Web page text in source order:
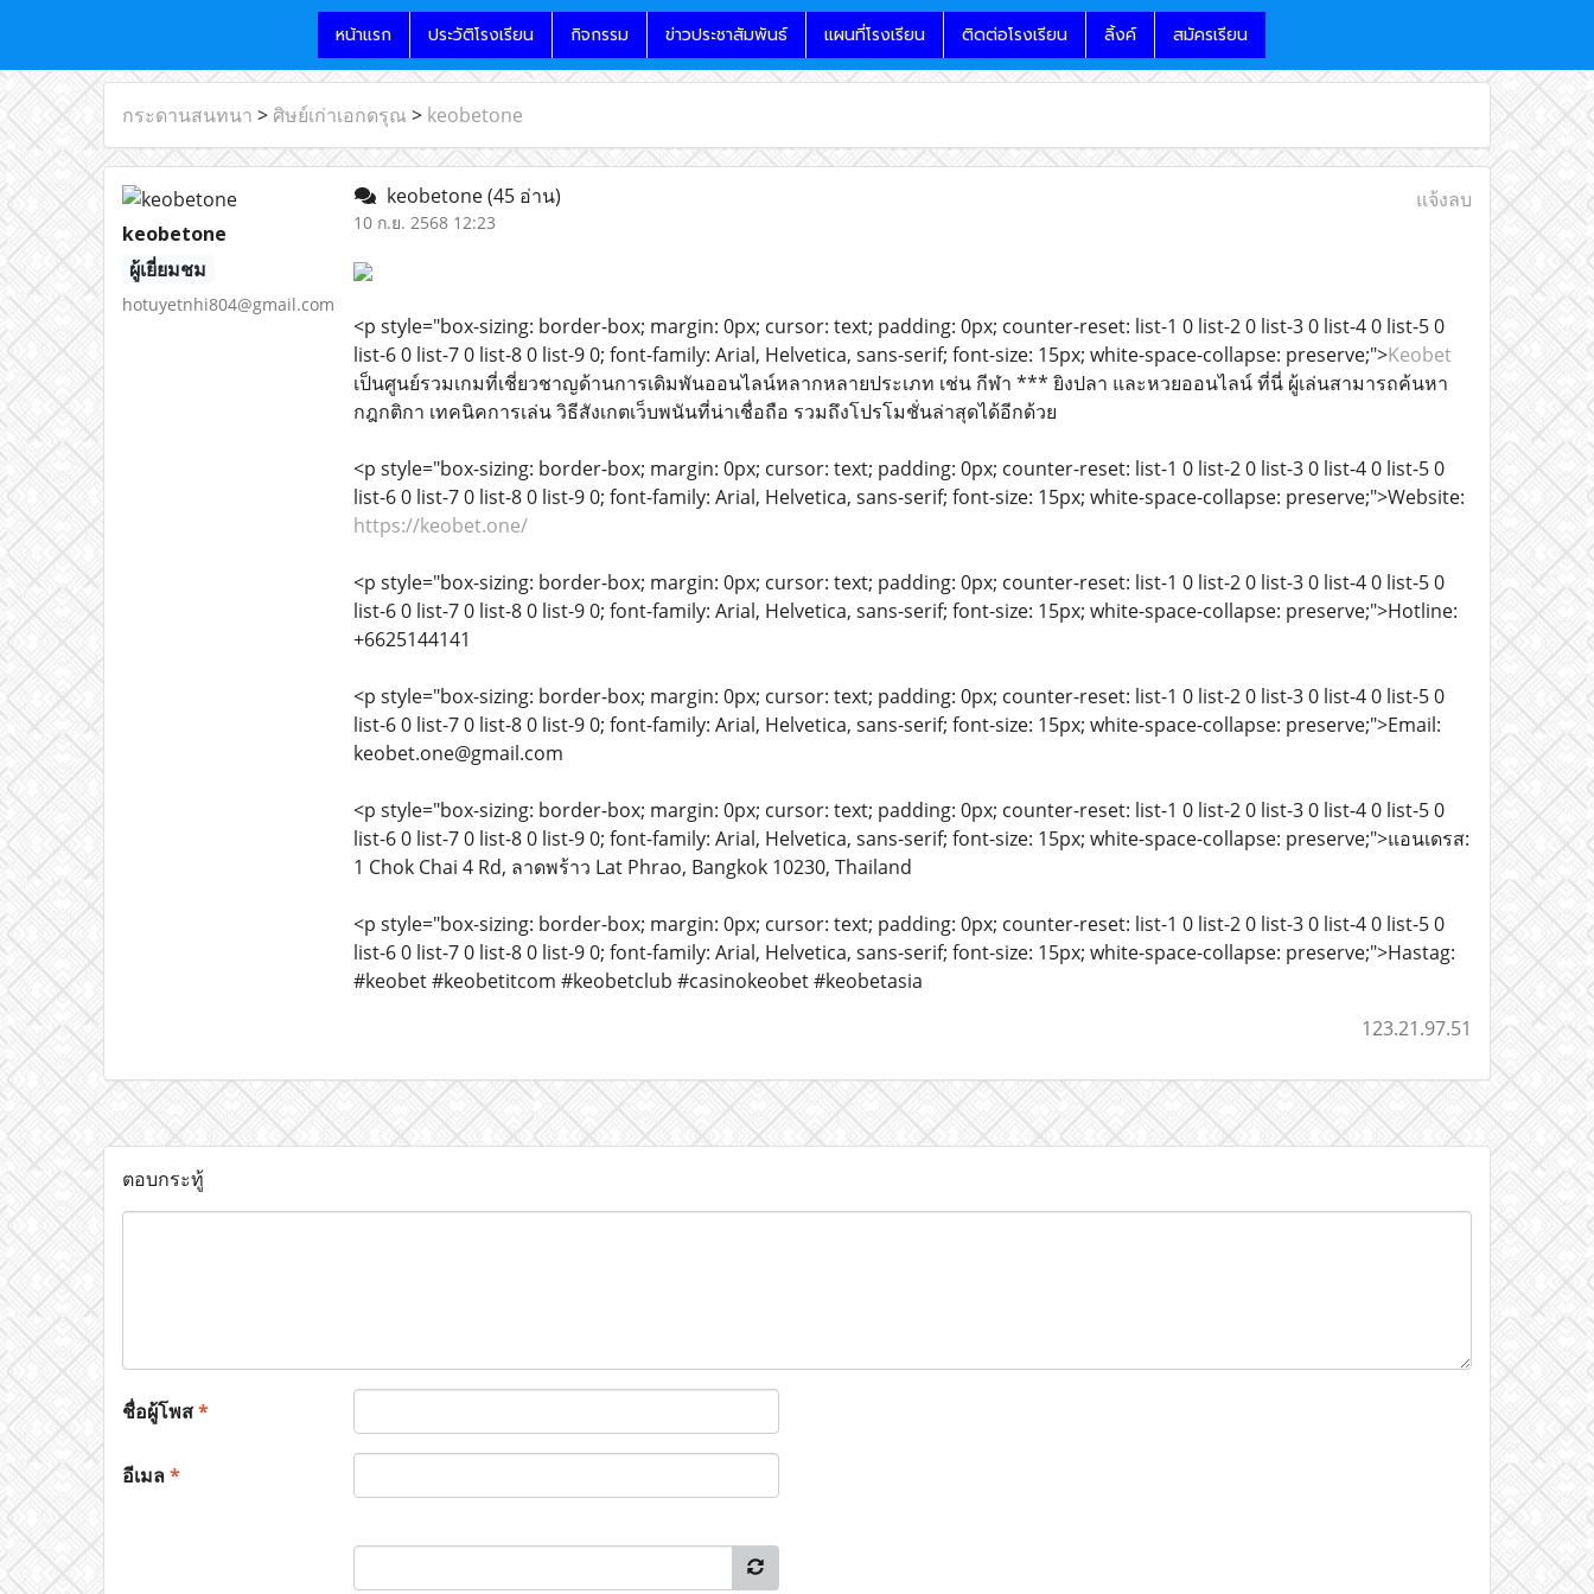
หน้าแรก ประวัติโรงเรียน กิจกรรม ข่าวประชาสัมพันธ์ แผนที่โรงเรียน ติดต่อโรงเรียน ลิ้งค์ สมัครเรียน
กระดานสนทนา > ศิษย์เก่าเอกดรุณ > keobetone
keobetone
ผู้เยี่ยมชม
hotuyetnhi804@gmail.com
keobetone(45 อ่าน)
10 ก.ย. 2568 12:23
แจ้งลบ
<p style="box-sizing: border-box; margin: 0px; cursor: text; padding: 0px; counter-reset: list-1 0 list-2 0 list-3 0 list-4 0 list-5 0
list-6 0 list-7 0 list-8 0 list-9 0; font-family: Arial, Helvetica, sans-serif; font-size: 15px; white-space-collapse: preserve;">Keobet
เป็นศูนย์รวมเกมที่เชี่ยวชาญด้านการเดิมพันออนไลน์หลากหลายประเภท เช่น กีฬา *** ยิงปลา และหวยออนไลน์ ที่นี่ ผู้เล่นสามารถค้นหา
กฎกติกา เทคนิคการเล่น วิธีสังเกตเว็บพนันที่น่าเชื่อถือ รวมถึงโปรโมชั่นล่าสุดได้อีกด้วย
<p style="box-sizing: border-box; margin: 0px; cursor: text; padding: 0px; counter-reset: list-1 0 list-2 0 list-3 0 list-4 0 list-5 0
list-6 0 list-7 0 list-8 0 list-9 0; font-family: Arial, Helvetica, sans-serif; font-size: 15px; white-space-collapse: preserve;">Website:
https://keobet.one/
<p style="box-sizing: border-box; margin: 0px; cursor: text; padding: 0px; counter-reset: list-1 0 list-2 0 list-3 0 list-4 0 list-5 0
list-6 0 list-7 0 list-8 0 list-9 0; font-family: Arial, Helvetica, sans-serif; font-size: 15px; white-space-collapse: preserve;">Hotline:
+6625144141
<p style="box-sizing: border-box; margin: 0px; cursor: text; padding: 0px; counter-reset: list-1 0 list-2 0 list-3 0 list-4 0 list-5 0
list-6 0 list-7 0 list-8 0 list-9 0; font-family: Arial, Helvetica, sans-serif; font-size: 15px; white-space-collapse: preserve;">Email:
keobet.one@gmail.com
<p style="box-sizing: border-box; margin: 0px; cursor: text; padding: 0px; counter-reset: list-1 0 list-2 0 list-3 0 list-4 0 list-5 0
list-6 0 list-7 0 list-8 0 list-9 0; font-family: Arial, Helvetica, sans-serif; font-size: 15px; white-space-collapse: preserve;">แอนเดรส:
1 Chok Chai 4 Rd, ลาดพร้าว Lat Phrao, Bangkok 10230, Thailand
<p style="box-sizing: border-box; margin: 0px; cursor: text; padding: 0px; counter-reset: list-1 0 list-2 0 list-3 0 list-4 0 list-5 0
list-6 0 list-7 0 list-8 0 list-9 0; font-family: Arial, Helvetica, sans-serif; font-size: 15px; white-space-collapse: preserve;">Hastag:
#keobet #keobetitcom #keobetclub #casinokeobet #keobetasia
123.21.97.51
ตอบกระทู้
ชื่อผู้โพส*
อีเมล*